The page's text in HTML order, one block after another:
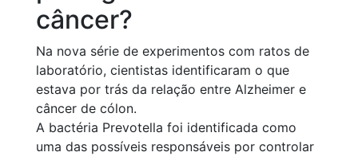
câncer?
Na nova série de experimentos com ratos de
laboratório, cientistas identificaram o que
estava por trás da relação entre Alzheimer e
câncer de cólon.
A bactéria Prevotella foi identificada como
uma das possíveis responsáveis por controlar